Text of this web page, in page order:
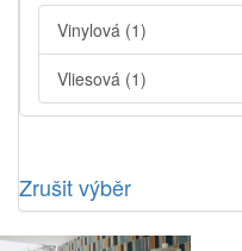
Vinylová (1)
Vliesová (1)
Zrušit výběr